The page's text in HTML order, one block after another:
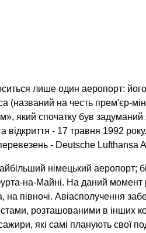
лише один аеропорт:
на честь прем'єр-
який спочатку був задуманий
відкриття - 17 травня 1992
- Deutsche Lufthansa
німецький аеропорт;
на-Майні. На даний момент
на півночі. Авіасполучення
розташованими в інших
які самі планують свої